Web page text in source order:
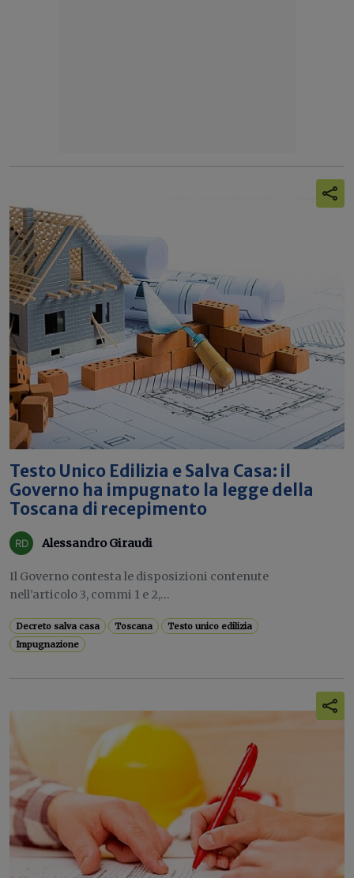
Testo Unico Edilizia e Salva Casa: il
Governo ha impugnato la legge della
Toscana di recepimento
Alessandro Giraudi
Il Governo contesta le disposizioni contenute
nell’articolo 3, commi 1 e 2,...
Decreto salva casa Toscana
Testo unico edilizia
Impugnazione